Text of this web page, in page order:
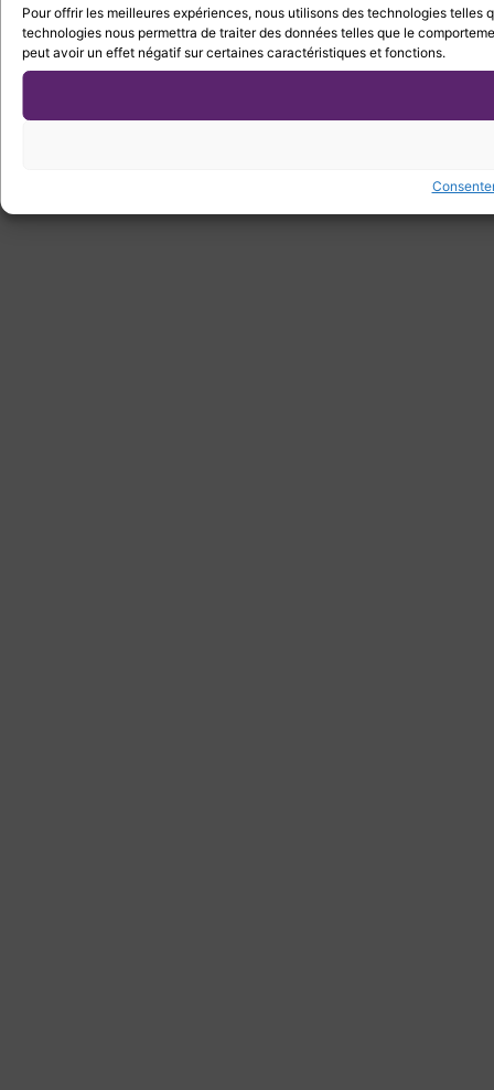
Pour offrir les meilleures expériences, nous utilisons des technologies
technologies nous permettra de traiter des données telles que le
peut avoir un effet négatif sur certaines caractéristiques et fonctions.